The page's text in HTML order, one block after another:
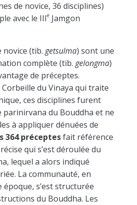
de novice, 36 disciplines)
avec le IIIeJamgon
novice (tib. getsulma) sont une
complète (tib. gelongma)
de préceptes.
du Vinaya qui traite
ces disciplines furent
parinirvana du Bouddha et ne
à appliquer dénuées de
364 préceptesfait référence
qui s’est déroulée du
lequel a alors indiqué
La communauté, en
s’est structurée
du Bouddha. Les